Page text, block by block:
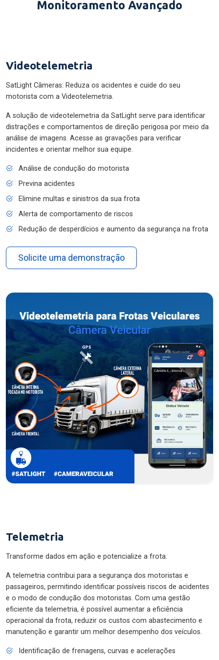
Monitoramento Avançado
Videotelemetria
SatLight Câmeras: Reduza os acidentes e cuide do seu
motorista com a Videotelemetria.
A solução de videotelemetria da SatLight serve para identificar
distrações e comportamentos de direção perigosa por meio da
análise de imagens. Acesse as gravações para verificar
incidentes e orientar melhor sua equipe.
Análise de condução do motorista
Previna acidentes
Elimine multas e sinistros da sua frota
Alerta de comportamento de riscos
Redução de desperdícios e aumento da segurança na frota
Solicite uma demonstração
Telemetria
Transforme dados em ação e potencialize a frota.
A telemetria contribui para a segurança dos motoristas e
passageiros, permitindo identificar possíveis riscos de acidentes
e o modo de condução dos motoristas. Com uma gestão
eficiente da telemetria, é possível aumentar a eficiência
operacional da frota, reduzir os custos com abastecimento e
manutenção e garantir um melhor desempenho dos veículos.
Identificação de frenagens, curvas e acelerações